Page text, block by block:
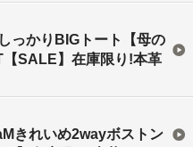
っかりBIGトート【母の
【SALE】在庫限り!本革
きれいめ2wayボストン